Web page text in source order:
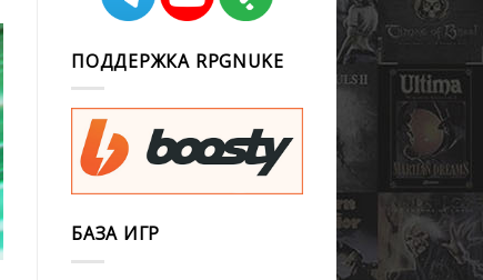
ПОДДЕРЖКА RPGNUKE
БАЗА ИГР